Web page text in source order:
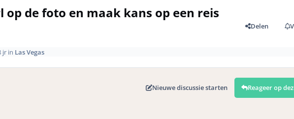
op de foto en maak kans op een reis
Delen
jrin Las Vegas
Nieuwe discussie starten Reageer op